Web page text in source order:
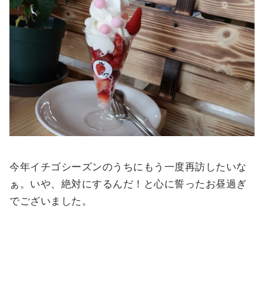
今年イチゴシーズンのうちにもう一度再訪したいな
ぁ。いや、絶対にするんだ！と心に誓ったお昼過ぎ
でございました。